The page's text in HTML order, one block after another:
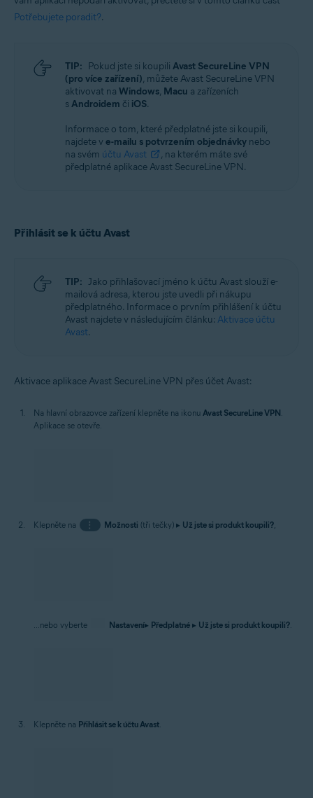
Potřebujete poradit?.
TIP: Pokud jste si koupili Avast SecureLine VPN
(pro více zařízení), můžete Avast SecureLine VPN
aktivovat na Windows, Macu a zařízeních
sAndroidem či iOS.
Informace o tom, které předplatné jste si koupili,
najdete v e-mailu s potvrzením objednávky nebo
na svém účtu Avast
, na kterém máte své
předplatné aplikace Avast SecureLine VPN.
Přihlásit se k účtu Avast
TIP: Jako přihlašovací jméno k účtu Avast slouží e-
mailová adresa, kterou jste uvedli při nákupu
předplatného. Informace o prvním přihlášení k účtu
Avast najdete v následujícím článku: Aktivace účtu
Avast.
Aktivace aplikace Avast SecureLine VPN přes účet Avast:
Na hlavní obrazovce zařízení klepněte na ikonu Avast SecureLine VPN.
Aplikace se otevře.
Klepněte na ⋮ Možnosti (tři tečky) ▸ Už jste si produkt koupili?,
...nebo vyberte Nastavení▸ Předplatné ▸ Už jste si produkt koupili?.
Klepněte na Přihlásit se k účtu Avast.